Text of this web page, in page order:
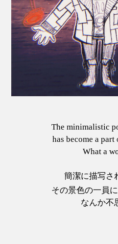
The minimalistic
has become a part
What a
簡潔に描写さ
その景色の一員に
なんか不